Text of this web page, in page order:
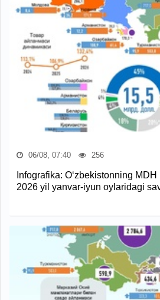
06/08, 07:40 256
Infografika: O‘zbekistonning
2026 yil yanvar-iyun oylaridagi